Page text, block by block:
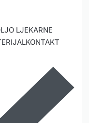
LJEKARNE
KONTAKT